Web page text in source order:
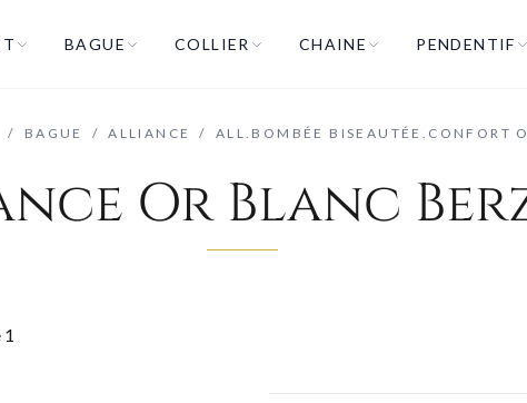
BAGUE COLLIER CHAINE PENDENTIF
/ BAGUE / ALLIANCE / ALL.BOMBÉE BISEAUTÉE.CONFORT
Or Blanc